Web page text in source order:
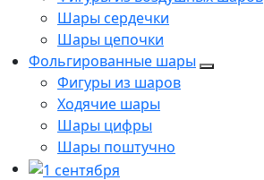
Шары сердечки
Шары цепочки
Фольгированные шары
Фигуры из шаров
Ходячие шары
Шары цифры
Шары поштучно